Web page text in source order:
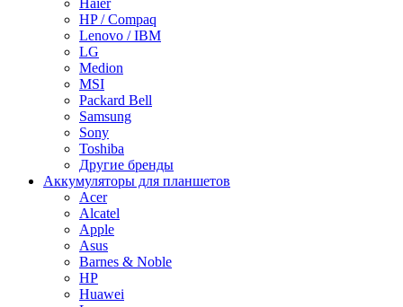
HP / Compaq
Lenovo / IBM
LG
Medion
MSI
Packard Bell
Samsung
Sony
Toshiba
Другие бренды
Аккумуляторы для планшетов
Acer
Alcatel
Apple
Asus
Barnes & Noble
HP
Huawei